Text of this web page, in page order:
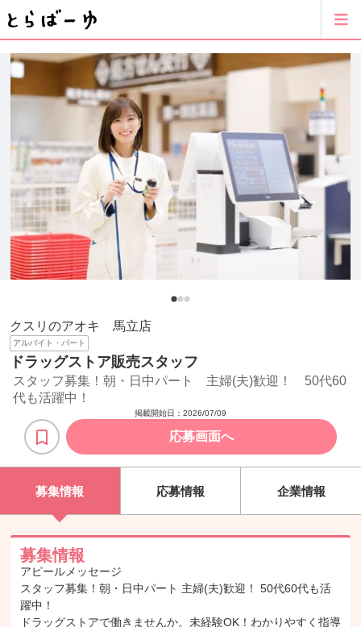
クスリのアオキ 馬立店
アルバイト・パート
ドラッグストア販売スタッフ
スタッフ募集！朝・日中パート 主婦(夫)歓迎！ 50代60
代も活躍中！
掲載開始日： 2026/07/09
応募画面へ
募集情報 応募情報 企業情報
募集情報
アピールメッセージ
スタッフ募集！朝・日中パート 主婦(夫)歓迎！ 50代60代も活
躍中！
ドラッグストアで働きませんか。未経験OK！わかりやすく指導